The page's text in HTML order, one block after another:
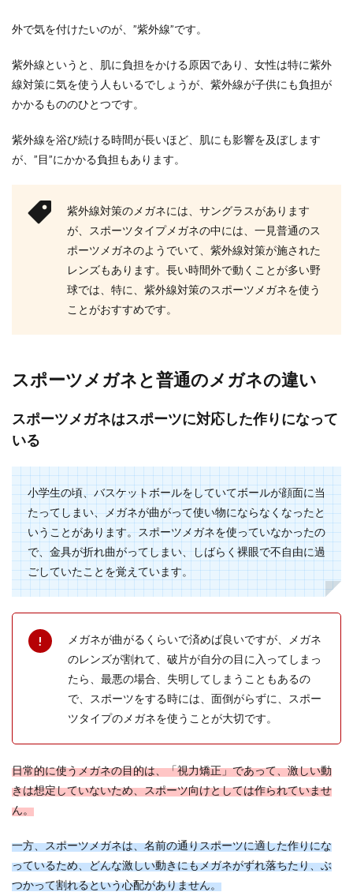
外で気を付けたいのが、”紫外線”です。
紫外線というと、肌に負担をかける原因であり、女性は特に紫外
線対策に気を使う人もいるでしょうが、紫外線が子供にも負担が
かかるもののひとつです。
紫外線を浴び続ける時間が長いほど、肌にも影響を及ぼします
が、”目”にかかる負担もあります。
紫外線対策のメガネには、サングラスがあります
が、スポーツタイプメガネの中には、一見普通のス
ポーツメガネのようでいて、紫外線対策が施された
レンズもあります。長い時間外で動くことが多い野
球では、特に、紫外線対策のスポーツメガネを使う
ことがおすすめです。
スポーツメガネと普通のメガネの違い
スポーツメガネはスポーツに対応した作りになって
いる
小学生の頃、バスケットボールをしていてボールが顔面に当
たってしまい、メガネが曲がって使い物にならなくなったと
いうことがあります。スポーツメガネを使っていなかったの
で、金具が折れ曲がってしまい、しばらく裸眼で不自由に過
ごしていたことを覚えています。
メガネが曲がるくらいで済めば良いですが、メガネ
のレンズが割れて、破片が自分の目に入ってしまっ
たら、最悪の場合、失明してしまうこともあるの
で、スポーツをする時には、面倒がらずに、スポー
ツタイプのメガネを使うことが大切です。
日常的に使うメガネの目的は、「視力矯正」であって、激しい動
きは想定していないため、スポーツ向けとしては作られていませ
ん。
一方、スポーツメガネは、名前の通りスポーツに適した作りにな
っているため、どんな激しい動きにもメガネがずれ落ちたり、ぶ
つかって割れるという心配がありません。